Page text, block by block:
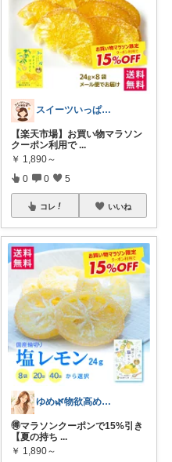
スイーツいっぱい大博覧会
【楽天市場】お買い物マラソン
クーポン利用で ...
￥ 1,890～
0 0 5
コレ いいね
ゆめ🌿物欲高め沼落ちアラフォー
🉐マラソンクーポンで15%引き
【夏の持ち ...
￥ 1,890～